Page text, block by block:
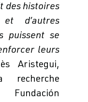
des histoires
d’autres
puissent se
leurs
Aristegui,
recherche